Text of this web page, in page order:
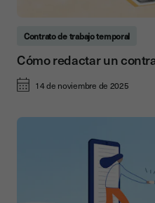
Contrato de trabajo temporal
Cómo redactar un
14 de noviembre de 2025